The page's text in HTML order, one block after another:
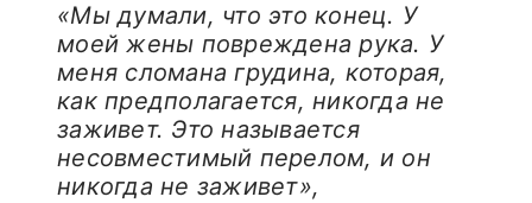
«Мы думали, что это конец. У
моей жены повреждена рука. У
меня сломана грудина, которая,
как предполагается, никогда не
заживет. Это называется
несовместимый перелом, и он
никогда не заживет»,